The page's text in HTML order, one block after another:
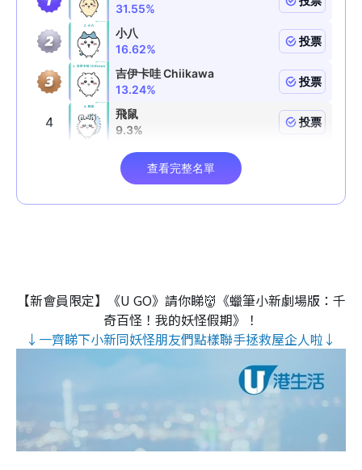
【新會員限定】《U GO》請你睇👹《蠟筆小新劇場版：千
奇百怪！我的妖怪假期》！
↓一齊睇下小新同妖怪朋友們點樣聯手拯救屋企人啦↓